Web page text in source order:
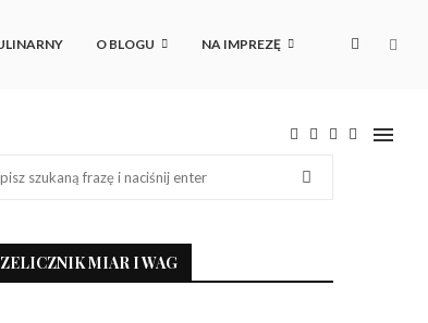
O BLOGU NA IMPREZĘ
MIAR I WAG